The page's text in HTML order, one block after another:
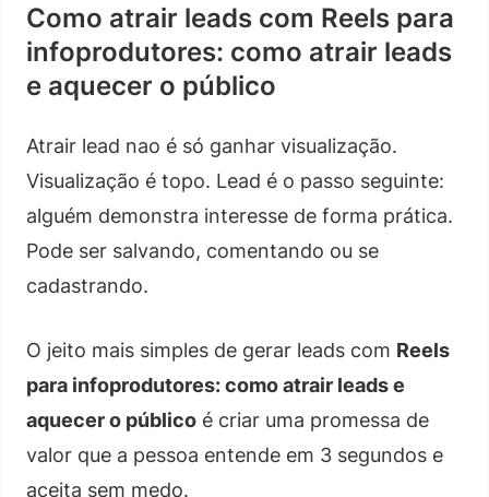
Como atrair leads com Reels para
infoprodutores: como atrair leads
e aquecer o público
Atrair lead nao é só ganhar visualização.
Visualização é topo. Lead é o passo seguinte:
alguém demonstra interesse de forma prática.
Pode ser salvando, comentando ou se
cadastrando.
O jeito mais simples de gerar leads com Reels
para infoprodutores: como atrair leads e
aquecer o público é criar uma promessa de
valor que a pessoa entende em 3 segundos e
aceita sem medo.